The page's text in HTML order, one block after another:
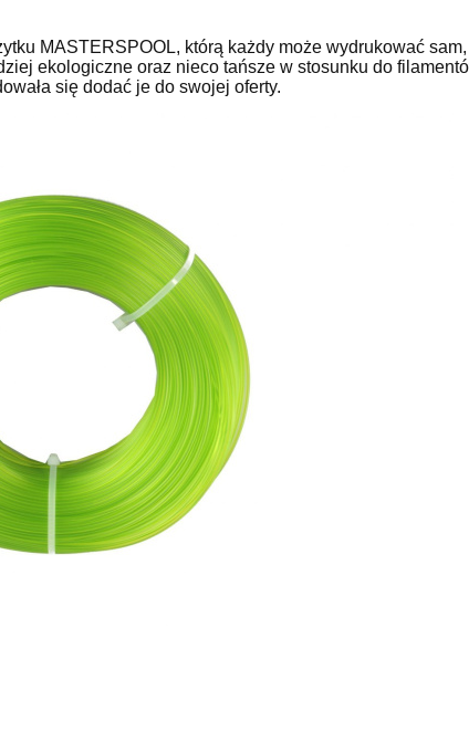
MASTERSPOOL, którą każdy może wydrukować
ekologiczne oraz nieco tańsze w stosunku do
się dodać je do swojej oferty.